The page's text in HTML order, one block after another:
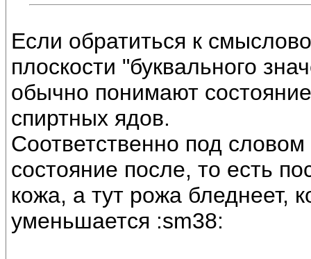
Если обратиться к
плоскости "буквального
обычно понимают
спиртных ядов.
Соответственно под
состояние после, то есть
кожа, а тут рожа бледнеет,
уменьшается :sm38: